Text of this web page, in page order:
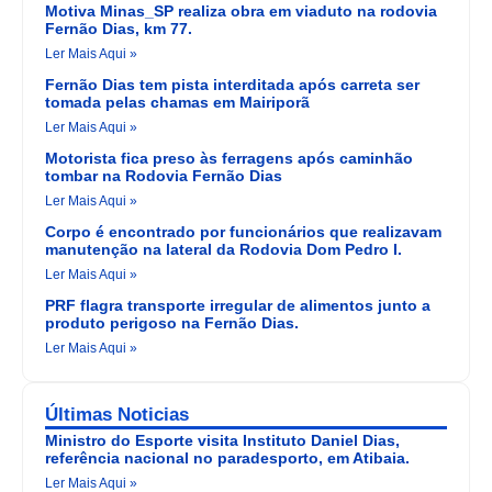
Motiva Minas_SP realiza obra em viaduto na rodovia
Fernão Dias, km 77.
Ler Mais Aqui »
Fernão Dias tem pista interditada após carreta ser
tomada pelas chamas em Mairiporã
Ler Mais Aqui »
Motorista fica preso às ferragens após caminhão
tombar na Rodovia Fernão Dias
Ler Mais Aqui »
Corpo é encontrado por funcionários que realizavam
manutenção na lateral da Rodovia Dom Pedro I.
Ler Mais Aqui »
PRF flagra transporte irregular de alimentos junto a
produto perigoso na Fernão Dias.
Ler Mais Aqui »
Últimas Noticias
Ministro do Esporte visita Instituto Daniel Dias,
referência nacional no paradesporto, em Atibaia.
Ler Mais Aqui »